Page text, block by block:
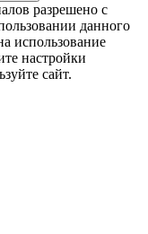
разрешено с
данного
использование
настройки
сайт.